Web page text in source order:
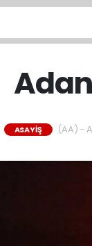
ASAYİŞ (AA) -